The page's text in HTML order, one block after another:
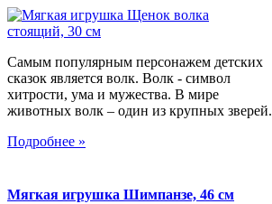
Самым популярным персонажем детских
сказок является волк. Волк - символ
хитрости, ума и мужества. В мире
животных волк – один из крупных зверей.
Подробнее »
Мягкая игрушка Шимпанзе, 46 см